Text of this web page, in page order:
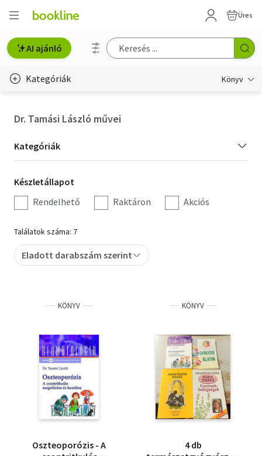
Üres
AI ajánló
Kategóriák Könyv
Hobbi, szabadidő
Irodalom
Művészet
Szakkönyv
Tankönyv, segédkönyv
Társadalomtudomány
Természettudomány
Történelem
Dr. Tamási László művei
Kategória
szűrés
Kategóriák
Készletállapot
szűrés
Készletállapot
Rendelhető
Raktáron Akciós
Találatok száma: 7
Eladott darabszám szerint
KÖNYV
Oszteoporózis - A
KÖNYV
4 db